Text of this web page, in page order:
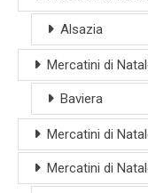
Alsazia
Mercatini di
Baviera
Mercatini di
Mercatini di